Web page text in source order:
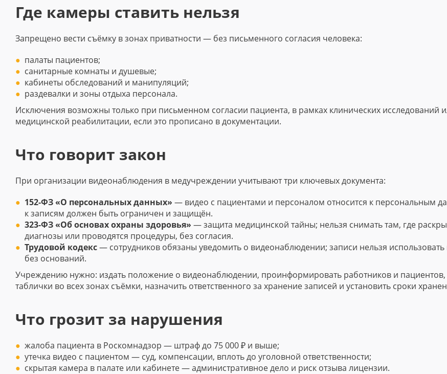
Где камеры ставить нельзя
Запрещено вести съёмку в зонах приватности — без письменного согласия человека:
палаты пациентов;
санитарные комнаты и душевые;
кабинеты обследований и манипуляций;
раздевалки и зоны отдыха персонала.
Исключения возможны только при письменном согласии пациента, в рамках клинических исследований
медицинской реабилитации, если это прописано в документации.
Что говорит закон
При организации видеонаблюдения в медучреждении учитывают три ключевых документа:
152-ФЗ «О персональных данных» — видео с пациентами и персоналом относится к персональным
к записям должен быть ограничен и защищён.
323-ФЗ «Об основах охраны здоровья» — защита медицинской тайны; нельзя снимать там, где
диагнозы или проводятся процедуры, без согласия.
Трудовой кодекс— сотрудников обязаны уведомить о видеонаблюдении; записи нельзя использовать
без оснований.
Учреждению нужно: издать положение о видеонаблюдении, проинформировать работников и пациентов,
таблички во всех зонах съёмки, назначить ответственного за хранение записей и установить сроки
Что грозит за нарушения
жалоба пациента в Роскомнадзор — штраф до 75 000 ₽ и выше;
утечка видео с пациентом — суд, компенсации, вплоть до уголовной ответственности;
скрытая камера в палате или кабинете — административное дело и риск отзыва лицензии.